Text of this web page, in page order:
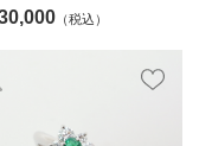
（税込）